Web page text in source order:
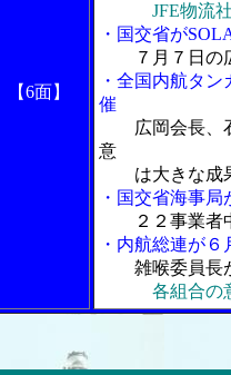
【6面】
JFE物流
・国交省が
７月７日
・全国内航タ
催
広岡会長、
意
は大きな成
・国交省海事
２２事業
・内航総連が
雑喉委員長
各組合の